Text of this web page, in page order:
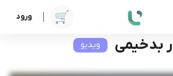
ورود پاتولوژی عمومی ژن های موثر در بدخیمی
بدخیمی ویدیو